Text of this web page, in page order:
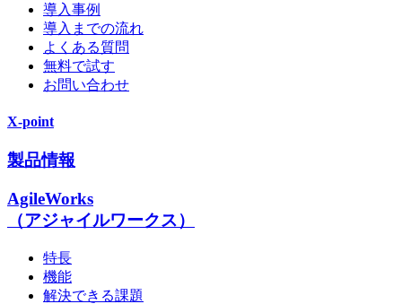
導入事例
導入までの流れ
よくある質問
無料で試す
お問い合わせ
X-point
製品情報
AgileWorks
（アジャイルワークス）
特長
機能
解決できる課題